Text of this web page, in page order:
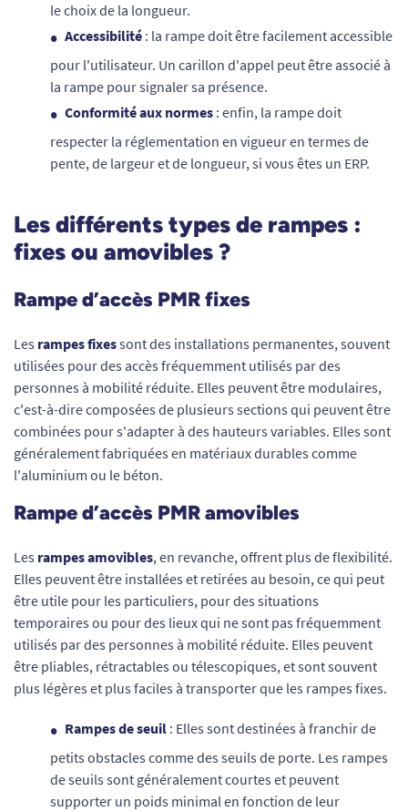
le choix de la longueur.
Accessibilité : la rampe doit être facilement accessible
pour l'utilisateur. Un carillon d'appel peut être associé à
la rampe pour signaler sa présence.
Conformité aux normes : enfin, la rampe doit
respecter la réglementation en vigueur en termes de
pente, de largeur et de longueur, si vous êtes un ERP.
Les différents types de rampes :
fixes ou amovibles ?
Rampe d’accès PMR fixes
Les rampes fixessont des installations permanentes, souvent
utilisées pour des accès fréquemment utilisés par des
personnes à mobilité réduite. Elles peuvent être modulaires,
c'est-à-dire composées de plusieurs sections qui peuvent être
combinées pour s'adapter à des hauteurs variables. Elles sont
généralement fabriquées en matériaux durables comme
l'aluminium ou le béton.
Rampe d’accès PMR amovibles
Les rampes amovibles, en revanche, offrent plus de flexibilité.
Elles peuvent être installées et retirées au besoin, ce qui peut
être utile pour les particuliers, pour des situations
temporaires ou pour des lieux qui ne sont pas fréquemment
utilisés par des personnes à mobilité réduite. Elles peuvent
être pliables, rétractables ou télescopiques, et sont souvent
plus légères et plus faciles à transporter que les rampes fixes.
Rampes de seuil : Elles sont destinées à franchir de
petits obstacles comme des seuils de porte. Les rampes
de seuils sont généralement courtes et peuvent
supporter un poids minimal en fonction de leur